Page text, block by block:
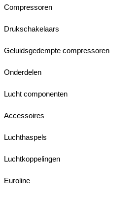
Compressoren
Drukschakelaars
Geluidsgedempte compressoren
Onderdelen
Lucht componenten
Accessoires
Luchthaspels
Luchtkoppelingen
Euroline